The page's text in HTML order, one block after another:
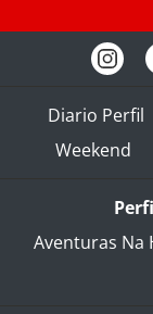
Diario Perfil
Weekend
Aventuras Na